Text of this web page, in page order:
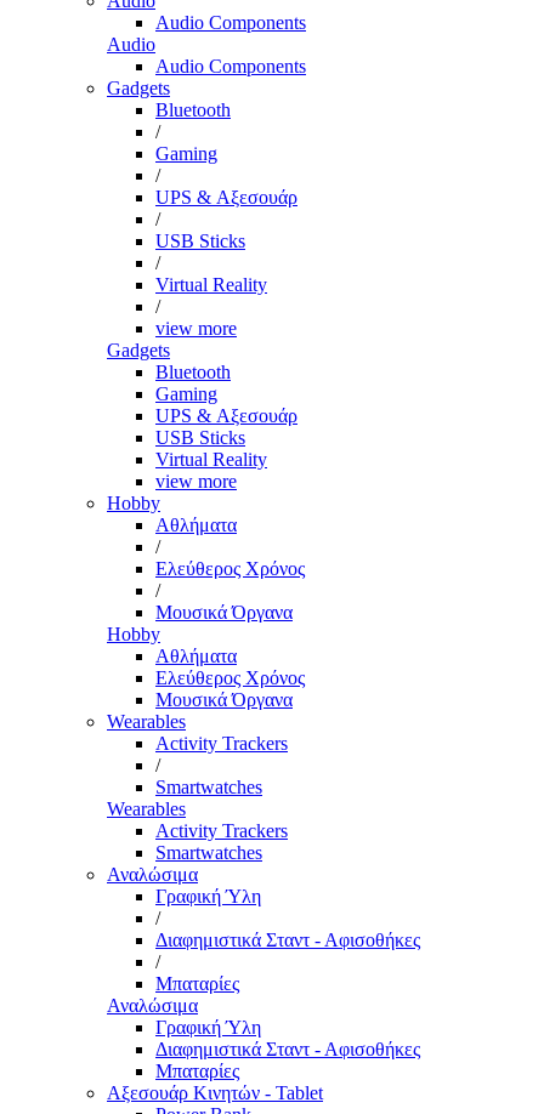
Audio Components
Audio
Audio Components
Gadgets
Bluetooth
/
Gaming
/
UPS & Αξεσουάρ
/
USB Sticks
/
Virtual Reality
/
view more
Gadgets
Bluetooth
Gaming
UPS & Αξεσουάρ
USB Sticks
Virtual Reality
view more
Hobby
Αθλήματα
/
Ελεύθερος Χρόνος
/
Μουσικά Όργανα
Hobby
Αθλήματα
Ελεύθερος Χρόνος
Μουσικά Όργανα
Wearables
Activity Trackers
/
Smartwatches
Wearables
Activity Trackers
Smartwatches
Αναλώσιμα
Γραφική Ύλη
/
Διαφημιστικά Σταντ - Αφισοθήκες
/
Μπαταρίες
Αναλώσιμα
Γραφική Ύλη
Διαφημιστικά Σταντ - Αφισοθήκες
Μπαταρίες
Αξεσουάρ Κινητών - Tablet